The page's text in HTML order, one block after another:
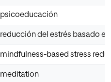
psicoeducación
reducción del estrés basado
mindfulness-based stress
meditation